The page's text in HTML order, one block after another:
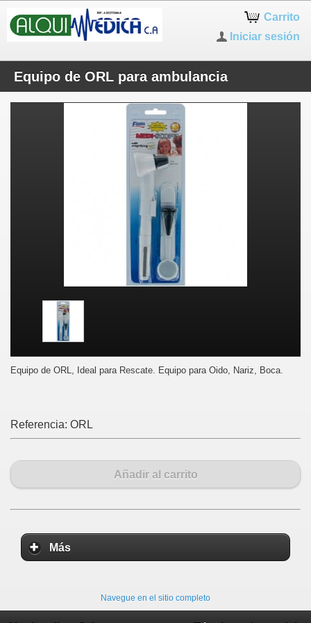
Carrito
Iniciar sesión
Equipo de ORL para ambulancia
Equipo de ORL, Ideal para Rescate. Equipo para Oido, Nariz, Boca.
Referencia: ORL
Añadir al carrito
Más
Navegue en el sitio completo